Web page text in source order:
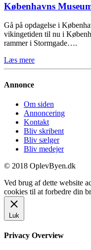
Københavns
Gå på opdagelse i
vikingetiden til nu i
rammer i Stormgade….
Læs mere
Annonce
Om siden
Annoncering
Kontakt
Bliv skribent
Bliv sælger
Bliv medejer
© 2018 OplevByen.dk
Ved brug af dette website
cookies til at forbedre din
Luk
Privacy Overview